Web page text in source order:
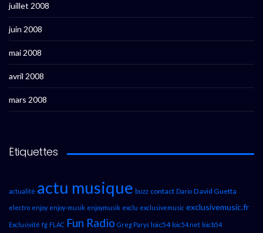
juillet 2008
juin 2008
mai 2008
avril 2008
mars 2008
Étiquettes
actualité actu musique buzz contact Dario David Guetta
electro enjoy enjoy-musik enjoymusik exclu exclusivemusic exclusivemusic.fr
Exclusivité fg FLAC Fun Radio Greg Parys loic54 loic54.net loicb54